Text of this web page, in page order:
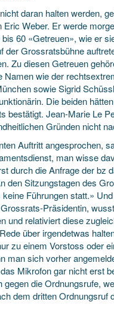
daran halten werden,
Eric Weber. Er werde
60 «Getreuen», wie er
der Grossratsbühne
Zu diesen Getreuen
Namen wie der
sowie Sigrid
Die beiden
bestätigt. Jean-Marie Le
Gründen nicht
Auftritt angesprochen,
man wisse
durch die Anfrage der bz
den Sitzungstagen des
Führungen statt.»
Präsidentin,
und relativiert diese
über irgendetwas
zu einem Vorstoss oder
man sich vorher
Mikrofon gar nicht erst
gegen die Ordnungsrufe,
dem dritten Ordnungsruf